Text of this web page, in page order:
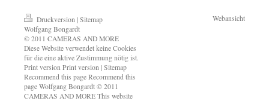
Druckversion | Sitemap
Wolfgang Bongardt
© 2011 CAMERAS AND MORE
Diese Website verwendet keine Cookies
für die eine aktive Zustimmung nötig ist.
Print version Print version | Sitemap
Recommend this page Recommend this
page Wolfgang Bongardt © 2011
CAMERAS AND MORE This website
Webansicht